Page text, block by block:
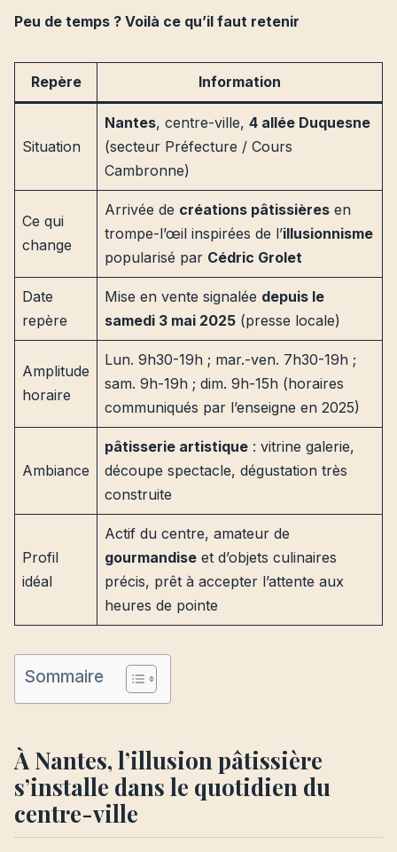
Peu de temps ? Voilà ce qu’il faut retenir
Repère Information
Situation
Nantes, centre-ville, 4 allée Duquesne
(secteur Préfecture / Cours
Cambronne)
Ce qui
change
Arrivée de créations pâtissières en
trompe-l’œil inspirées de l’illusionnisme
popularisé par Cédric Grolet
Date
repère
Mise en vente signalée depuis le
samedi 3 mai 2025 (presse locale)
Amplitude
horaire
Lun. 9h30-19h ; mar.-ven. 7h30-19h ;
sam. 9h-19h ; dim. 9h-15h (horaires
communiqués par l’enseigne en 2025)
Ambiance
pâtisserie artistique : vitrine galerie,
découpe spectacle, dégustation très
construite
Profil
idéal
Actif du centre, amateur de
gourmandise et d’objets culinaires
précis, prêt à accepter l’attente aux
heures de pointe
Sommaire
À Nantes, l’illusion pâtissière
s’installe dans le quotidien du
centre-ville